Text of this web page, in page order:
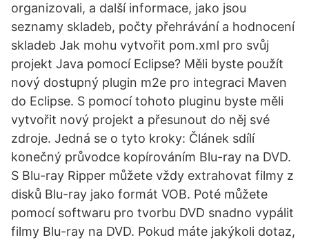
organizovali, a další informace, jako jsou
seznamy skladeb, počty přehrávání a hodnocení
skladeb Jak mohu vytvořit pom.xml pro svůj
projekt Java pomocí Eclipse? Měli byste použít
nový dostupný plugin m2e pro integraci Maven
do Eclipse. S pomocí tohoto pluginu byste měli
vytvořit nový projekt a přesunout do něj své
zdroje. Jedná se o tyto kroky: Článek sdílí
konečný průvodce kopírováním Blu-ray na DVD.
S Blu-ray Ripper můžete vždy extrahovat filmy z
disků Blu-ray jako formát VOB. Poté můžete
pomocí softwaru pro tvorbu DVD snadno vypálit
filmy Blu-ray na DVD. Pokud máte jakýkoli dotaz,